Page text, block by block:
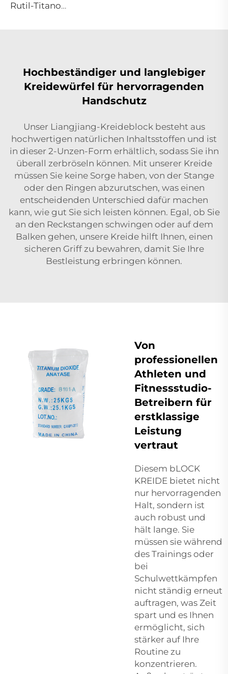
Rutil-Titanoxid R944 (Universalqualität)
Hochbeständiger und langlebiger
Kreidewürfel für hervorragenden
Handschutz
Unser Liangjiang-Kreideblock besteht aus
hochwertigen natürlichen Inhaltsstoffen und ist
in dieser 2-Unzen-Form erhältlich, sodass Sie ihn
überall zerbröseln können. Mit unserer Kreide
müssen Sie keine Sorge haben, von der Stange
oder den Ringen abzurutschen, was einen
entscheidenden Unterschied dafür machen
kann, wie gut Sie sich leisten können. Egal, ob Sie
an den Reckstangen schwingen oder auf dem
Balken gehen, unsere Kreide hilft Ihnen, einen
sicheren Griff zu bewahren, damit Sie Ihre
Bestleistung erbringen können.
Von
professionellen
Athleten und
Fitnessstudio-
Betreibern für
erstklassige
Leistung
vertraut
Diesem bLOCK
KREIDE bietet nicht
nur hervorragenden
Halt, sondern ist
auch robust und
hält lange. Sie
müssen sie während
des Trainings oder
bei
Schulwettkämpfen
nicht ständig erneut
auftragen, was Zeit
spart und es Ihnen
ermöglicht, sich
stärker auf Ihre
Routine zu
konzentrieren.